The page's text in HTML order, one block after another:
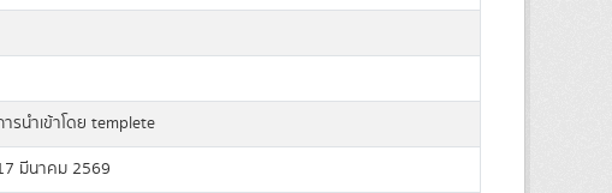
ารนำเข้าโดย templete
มีนาคม 2569